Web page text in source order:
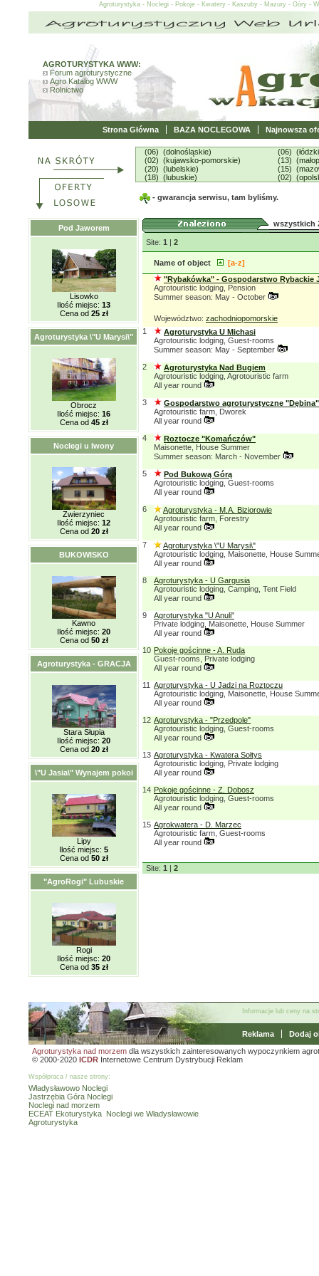
Agroturystyka - Noclegi - Pokoje - Kwatery - Kaszuby - Mazury - Góry -
AGROTURYSTYKA WWW:
Forum agroturystyczne
Agro Katalog WWW
Rolnictwo
Strona Główna BAZA NOCLEGOWA Najnowsza
(06) (dolnośląskie)
(02) (kujawsko-pomorskie)
(20) (lubelskie)
(18) (lubuskie)
(06)
(13)
(15)
(02)
- gwarancja serwisu, tam byliśmy.
Pod Jaworem
Lisowko
Ilość miejsc: 13
Cena od 25 zł
Agroturystyka \"U Marysi\"
Obrocz
Ilość miejsc: 16
Cena od 45 zł
Noclegi u Iwony
Zwierzyniec
Ilość miejsc: 12
Cena od 20 zł
BUKOWISKO
Kawno
Ilość miejsc: 20
Cena od 50 zł
Agroturystyka - GRACJA
Stara Słupia
Ilość miejsc: 20
Cena od 20 zł
\"U Jasia\" Wynajem pokoi
Lipy
Ilość miejsc: 5
Cena od 50 zł
"AgroRogi" Lubuskie
Rogi
Ilość miejsc: 20
Cena od 35 zł
wszystkich
Site: 1 | 2
Name of object
[a-z]
"Rybakówka" - Gospodarstwo Rybackie
Agrotouristic lodging, Pension
Summer season: May - October
Województwo: zachodniopomorskie
1
Agroturystyka U Michasi
Agrotouristic lodging, Guest-rooms
Summer season: May - September
2
Agroturystyka Nad Bugiem
Agrotouristic lodging, Agrotouristic farm
All year round
3
Gospodarstwo agroturystyczne "Dębina"
Agrotouristic farm, Dworek
All year round
4
Roztocze "Komańczów"
Maisonette, House Summer
Summer season: March - November
5
Pod Bukową Górą
Agrotouristic lodging, Guest-rooms
All year round
6
Agroturystyka - M.A. Biziorowie
Agrotouristic farm, Forestry
All year round
7
Agroturystyka \"U Marysi\"
Agrotouristic lodging, Maisonette, House
All year round
8
Agroturystyka - U Gargusia
Agrotouristic lodging, Camping, Tent Field
All year round
9
Agroturystyka "U Anuli"
Private lodging, Maisonette, House Summer
All year round
10 Pokoje gościnne - A. Ruda
Guest-rooms, Private lodging
All year round
11 Agroturystyka - U Jadzi na Roztoczu
Agrotouristic lodging, Maisonette, House
All year round
12 Agroturystyka - "Przedpole"
Agrotouristic lodging, Guest-rooms
All year round
13 Agroturystyka - Kwatera Sołtys
Agrotouristic lodging, Private lodging
All year round
14 Pokoje gościnne - Z. Dobosz
Agrotouristic lodging, Guest-rooms
All year round
15 Agrokwatera - D. Marzec
Agrotouristic farm, Guest-rooms
All year round
Site: 1 | 2
Informacje lub ceny na
Reklama
Dodaj
Agroturystyka nad morzem dla wszystkich zainteresowanych wypoczynkiem
© 2000-2020 ICDR Internetowe Centrum Dystrybucji Reklam
Współpraca / nasze strony:
Władysławowo Noclegi
Jastrzębia Góra Noclegi
Noclegi nad morzem
ECEAT Ekoturystyka Noclegi we Władysławowie
Agroturystyka